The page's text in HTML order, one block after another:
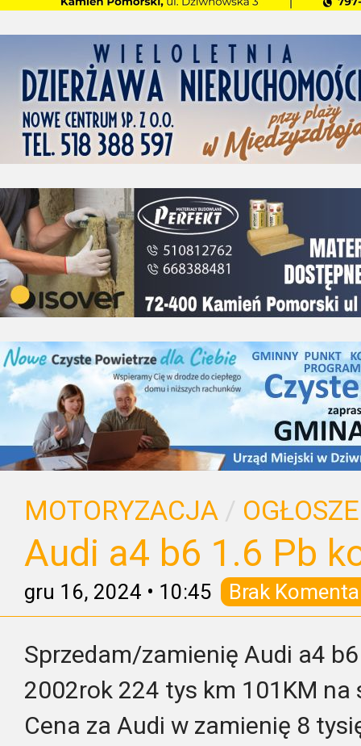
MOTORYZACJA /
Audi a4 b6 1.6 Pb
gru 16, 2024 • 10:45 Brak
Sprzedam/zamienię Audi a4
2002rok 224 tys km 101KM na
Cena za Audi w zamienię 8